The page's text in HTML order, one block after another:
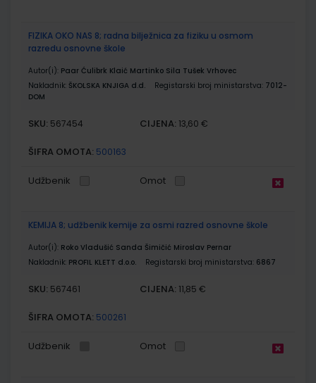
FIZIKA OKO NAS 8; radna bilježnica za fiziku u osmom
razredu osnovne škole
Autor(i): Paar Ćulibrk Klaić Martinko Sila Tušek Vrhovec
Nakladnik: ŠKOLSKA KNJIGA d.d. Registarski broj ministarstva: 7012-
DOM
SKU: 567454 CIJENA: 13,60 €
ŠIFRA OMOTA: 500163
Udžbenik Omot
KEMIJA 8; udžbenik kemije za osmi razred osnovne škole
Autor(i): Roko Vladušić Sanda Šimičić Miroslav Pernar
Nakladnik: PROFIL KLETT d.o.o. Registarski broj ministarstva: 6867
SKU: 567461 CIJENA: 11,85 €
ŠIFRA OMOTA: 500261
Udžbenik Omot